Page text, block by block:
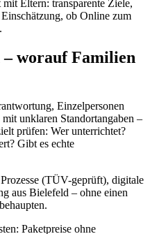
Eltern: transparente Ziele,
ob Online zum
worauf Familien
Einzelpersonen
unklaren Standortangaben –
prüfen: Wer unterrichtet?
Gibt es echte
(TÜV-geprüft), digitale
aus Bielefeld – ohne einen
Paketpreise ohne